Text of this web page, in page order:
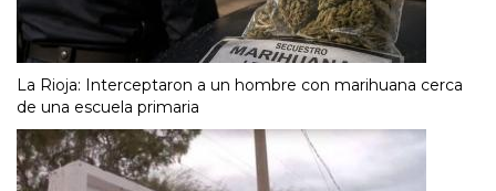
La Rioja: Interceptaron a un hombre con marihuana cerca
de una escuela primaria